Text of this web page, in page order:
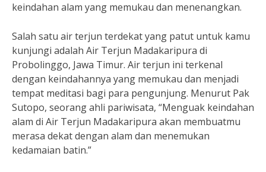
keindahan alam yang memukau dan menenangkan.
Salah satu air terjun terdekat yang patut untuk kamu
kunjungi adalah Air Terjun Madakaripura di
Probolinggo, Jawa Timur. Air terjun ini terkenal
dengan keindahannya yang memukau dan menjadi
tempat meditasi bagi para pengunjung. Menurut Pak
Sutopo, seorang ahli pariwisata, “Menguak keindahan
alam di Air Terjun Madakaripura akan membuatmu
merasa dekat dengan alam dan menemukan
kedamaian batin.”